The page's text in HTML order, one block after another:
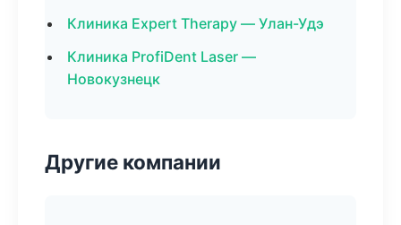
Клиника Expert Therapy — Улан-Удэ
Клиника ProfiDent Laser —
Новокузнецк
Другие компании